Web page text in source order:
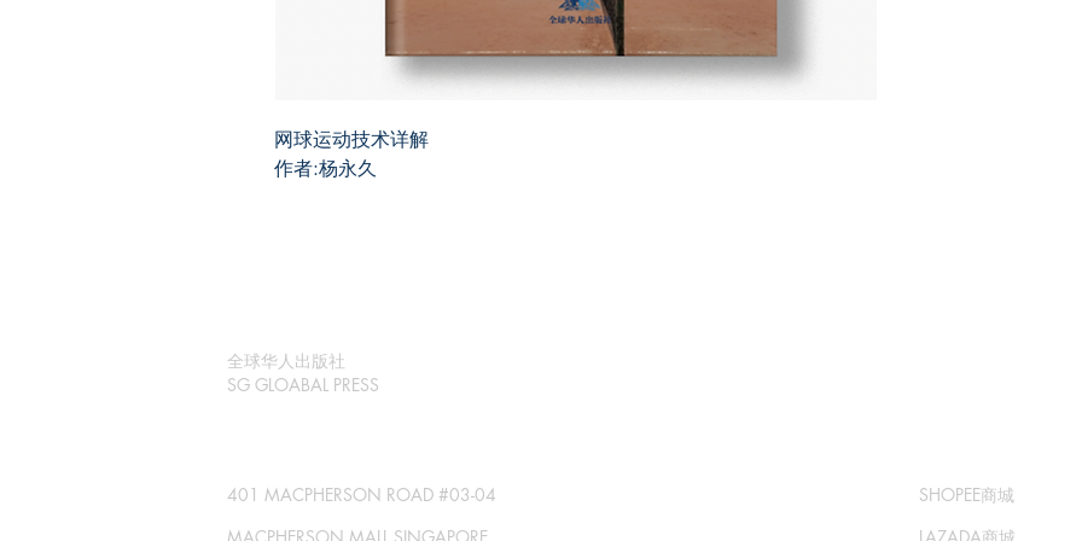
网球运动技术详解
作者:杨永久
全球华人出版社
SG GLOABAL PRESS
401 MACPHERSON ROAD #03-04
SHOPEE商城